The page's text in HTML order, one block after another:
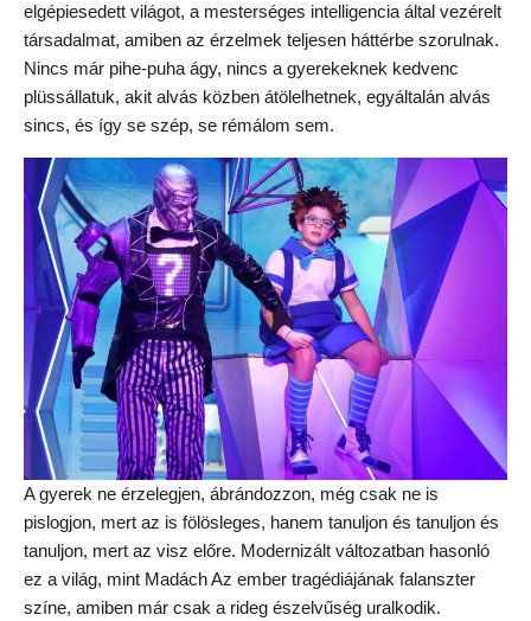
elgépiesedett világot, a mesterséges intelligencia által vezérelt
társadalmat, amiben az érzelmek teljesen háttérbe szorulnak.
Nincs már pihe-puha ágy, nincs a gyerekeknek kedvenc
plüssállatuk, akit alvás közben átölelhetnek, egyáltalán alvás
sincs, és így se szép, se rémálom sem.
A gyerek ne érzelegjen, ábrándozzon, még csak ne is
pislogjon, mert az is fölösleges, hanem tanuljon és tanuljon és
tanuljon, mert az visz előre. Modernizált változatban hasonló
ez a világ, mint Madách Az ember tragédiájának falanszter
színe, amiben már csak a rideg észelvűség uralkodik.